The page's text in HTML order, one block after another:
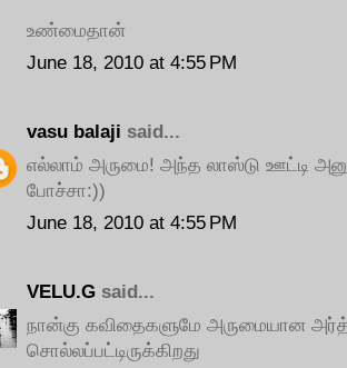
உண்மைதான்
June 18, 2010 at 4:55 PM
vasu balaji said...
எல்லாம் அருமை! அந்த லாஸ்டு ஊட்டி
போச்சா:))
June 18, 2010 at 4:55 PM
VELU.G said...
நான்கு கவிதைகளுமே அருமையான
சொல்லப்பட்டிருக்கிறது